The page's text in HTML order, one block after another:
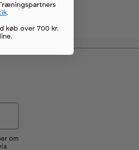
om
.
køb over 700 kr.
.